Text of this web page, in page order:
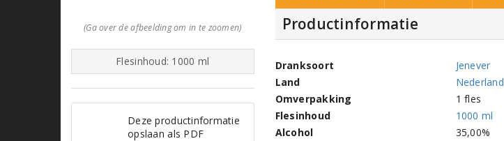
(Ga over de afbeelding om in te zoomen)
Flesinhoud: 1000 ml
Deze productinformatie
opslaan als PDF
Productinformatie
Dranksoort
Jenever
Land
Nederland
Omverpakking
1 fles
Flesinhoud
1000 ml
Alcohol
35,00%